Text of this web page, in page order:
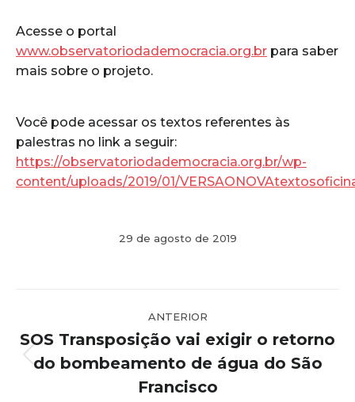
Acesse o portal
www.observatoriodademocracia.org.br para saber
mais sobre o projeto.
Você pode acessar os textos referentes às
palestras no link a seguir:
https://observatoriodademocracia.org.br/wp-
content/uploads/2019/01/
29 de agosto de 2019
de
post:
ANTERIOR
Post
anterior:
SOS Transposição vai exigir o retorno
do bombeamento de água do São
Francisco